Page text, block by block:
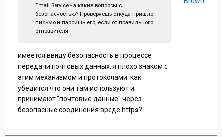
Email Service - а какие вопросы с
безопасностью? Проверяешь откуда пришло
письмо и парсишь его, если от правильного
отправителя.
имеется ввиду безопасность в процессе
передачи почтовых данных, я плохо знаком с
этим механизмом и протоколами: как
убедится что они там используют и
принимают "почтовые данные" через
безопасные соединения вроде https?